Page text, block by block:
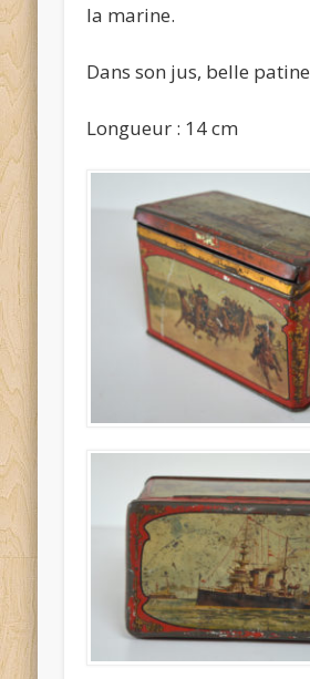
la marine.
Dans son jus, belle patine
Longueur : 14 cm